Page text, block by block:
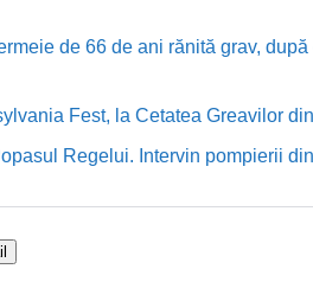
de 66 de ani rănită grav,
Fest, la Cetatea Greavilor
Regelui. Intervin pompierii